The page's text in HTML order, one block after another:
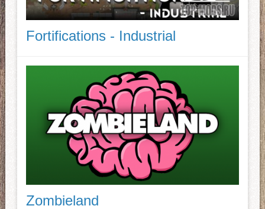
Fortifications - Industrial
Zombieland